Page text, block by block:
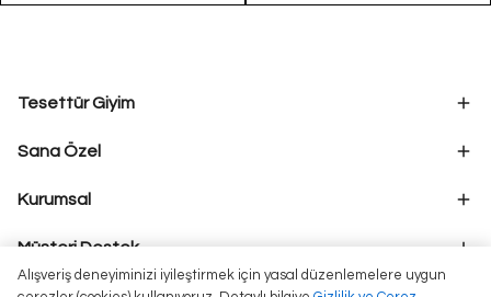
Alışveriş deneyiminizi iyileştirmek için yasal düzenlemelere uygun
Tesettür Giyim
Sana Özel
Kurumsal
Müşteri Destek